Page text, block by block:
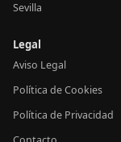
Sevilla
Legal
Aviso Legal
Política de Cookies
Política de Privacidad